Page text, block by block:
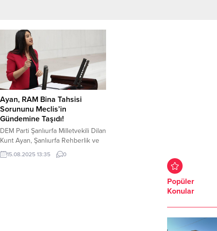
Ayan, RAM Bina Tahsisi
Sorununu Meclis’in
Gündemine Taşıdı!
DEM Parti Şanlıurfa Milletvekili Dilan
Kunt Ayan, Şanlıurfa Rehberlik ve
Araştırma Merkezi’nin (RAM) bina
tahsisi süreci ve mevcut hizmet
15.08.2025 13:35 0
Popüler
Konular